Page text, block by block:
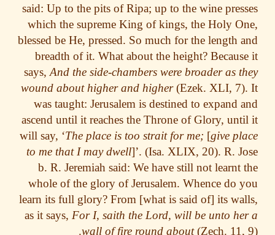
said: Up to the pits of Ripa; up to the wine
which the supreme King of kings, the Holy
blessed be He, pressed. So much for the length
breadth of it. What about the height?
says,And the side-chambers were broader as
wound about higher and higher (Ezek. XLI,
was taught: Jerusalem is destined to expand
ascend until it reaches the Throne of Glory,
will say, ‘The place is too strait for me;[give
to me that I may dwell ]’. (Isa. XLIX, 20). R.
b. R. Jeremiah said: We have still not
whole of the glory of Jerusalem. Whence do
learn its full glory? From [what is said of] its
as it says,For I, saith the Lord, will be unto
wall of fire round about (Zech.